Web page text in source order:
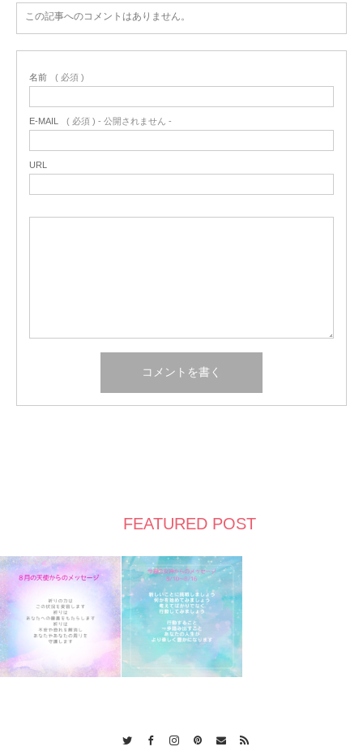
この記事へのコメントはありません。
名前 ( 必須 )
E-MAIL ( 必須 ) - 公開されません -
URL
FEATURED POST